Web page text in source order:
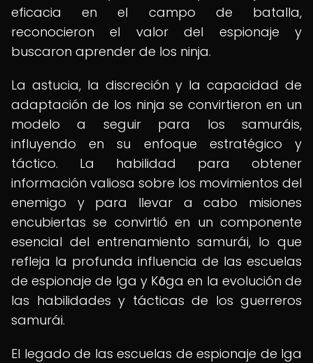
eficacia en el campo de batalla,
reconocieron el valor del espionaje y
buscaron aprender de los ninja.
La astucia, la discreción y la capacidad de
adaptación de los ninja se convirtieron en un
modelo a seguir para los samuráis,
influyendo en su enfoque estratégico y
táctico. La habilidad para obtener
información valiosa sobre los movimientos del
enemigo y para llevar a cabo misiones
encubiertas se convirtió en un componente
esencial del entrenamiento samurái, lo que
refleja la profunda influencia de las escuelas
de espionaje de Iga y Kōga en la evolución de
las habilidades y tácticas de los guerreros
samurái.
El legado de las escuelas de espionaje de Iga